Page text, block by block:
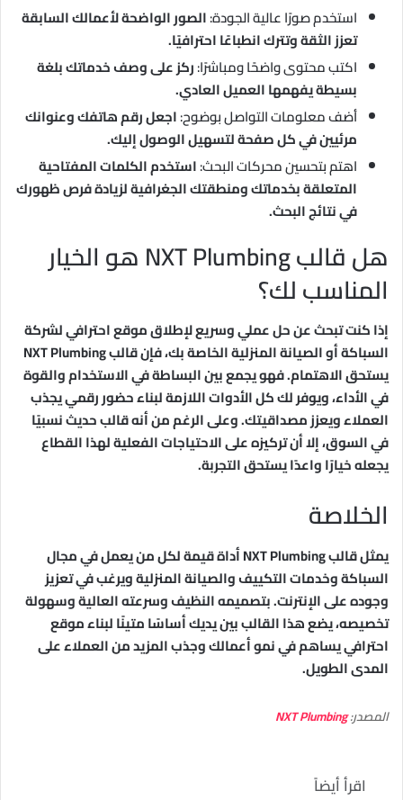
استخدم صورًا عالية الجودة:الصور الواضحة لأعمالك السابقة
تعزز الثقة وتترك انطباعًا احترافيًا.
اكتب محتوى واضحًا ومباشرًا:ركز على وصف خدماتك بلغة
بسيطة يفهمها العميل العادي.
أضف معلومات التواصل بوضوح:اجعل رقم هاتفك وعنوانك
مرئيين في كل صفحة لتسهيل الوصول إليك.
اهتم بتحسين محركات البحث:استخدم الكلمات المفتاحية
المتعلقة بخدماتك ومنطقتك الجغرافية لزيادة فرص ظهورك
في نتائج البحث.
هل قالب NXT Plumbing هو الخيار
المناسب لك؟
إذا كنت تبحث عن حل عملي وسريع لإطلاق موقع احترافي لشركة
السباكة أو الصيانة المنزلية الخاصة بك، فإن قالب NXT Plumbing
يستحق الاهتمام. فهو يجمع بين البساطة في الاستخدام والقوة
في الأداء، ويوفر لك كل الأدوات اللازمة لبناء حضور رقمي يجذب
العملاء ويعزز مصداقيتك. وعلى الرغم من أنه قالب حديث نسبيًا
في السوق، إلا أن تركيزه على الاحتياجات الفعلية لهذا القطاع
يجعله خيارًا واعدًا يستحق التجربة.
الخلاصة
يمثل قالب NXT Plumbing أداة قيمة لكل من يعمل في مجال
السباكة وخدمات التكييف والصيانة المنزلية ويرغب في تعزيز
وجوده على الإنترنت. بتصميمه النظيف وسرعته العالية وسهولة
تخصيصه، يضع هذا القالب بين يديك أساسًا متينًا لبناء موقع
احترافي يساهم في نمو أعمالك وجذب المزيد من العملاء على
المدى الطويل.
المصدر:NXT Plumbing
اقرأ أيضاً